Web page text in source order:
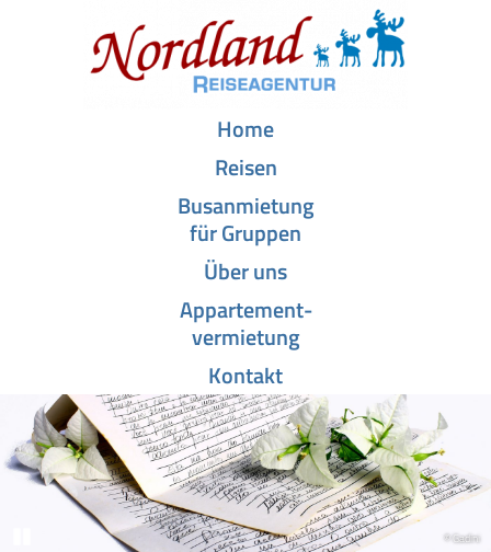
Home
Reisen
Busanmietung
für Gruppen
Über uns
Appartement­-
vermietung
Kontakt
© Gadini